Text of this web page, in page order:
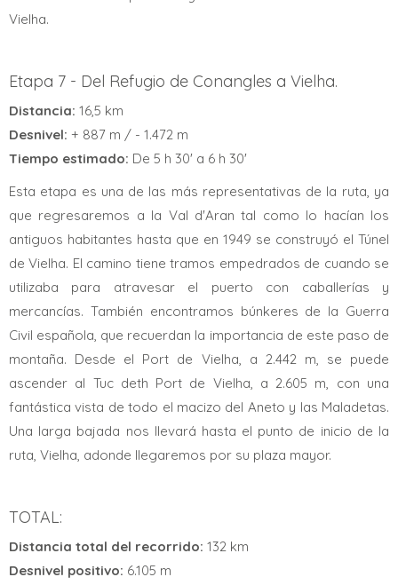
Vielha.
Etapa 7 - Del Refugio de Conangles a Vielha.
Distancia: 16,5 km
Desnivel: + 887 m / - 1.472 m
Tiempo estimado: De 5 h 30' a 6 h 30'
Esta etapa es una de las más representativas de la ruta, ya
que regresaremos a la Val d'Aran tal como lo hacían los
antiguos habitantes hasta que en 1949 se construyó el Túnel
de Vielha. El camino tiene tramos empedrados de cuando se
utilizaba para atravesar el puerto con caballerías y
mercancías. También encontramos búnkeres de la Guerra
Civil española, que recuerdan la importancia de este paso de
montaña. Desde el Port de Vielha, a 2.442 m, se puede
ascender al Tuc deth Port de Vielha, a 2.605 m, con una
fantástica vista de todo el macizo del Aneto y las Maladetas.
Una larga bajada nos llevará hasta el punto de inicio de la
ruta, Vielha, adonde llegaremos por su plaza mayor.
TOTAL:
Distancia total del recorrido: 132 km
Desnivel positivo: 6.105 m